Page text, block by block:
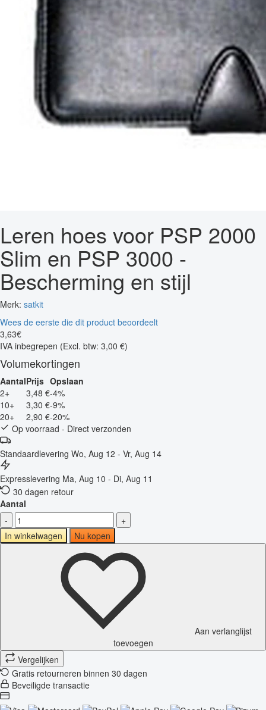
Leren hoes voor PSP 2000
Slim en PSP 3000 -
Bescherming en stijl
Merk: satkit
Wees de eerste die dit product beoordeelt
3,63€
IVA inbegrepen (Excl. btw: 3,00 €)
Volumekortingen
AantalPrijs Opslaan
2+
3,48 €-4%
10+
3,30 €-9%
20+
2,90 €-20%
Op voorraad - Direct verzonden
Standaardlevering Wo, Aug 12 - Vr, Aug 14
Expresslevering Ma, Aug 10 - Di, Aug 11
30 dagen retour
Aantal
-
+
In winkelwagen
Nu kopen
Aan verlanglijst
toevoegen
Vergelijken
Gratis retourneren binnen 30 dagen
Beveiligde transactie